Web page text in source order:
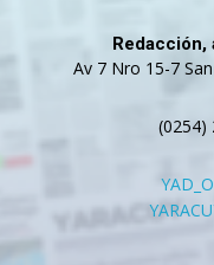
Redacción,
Av 7 Nro 15-7
(0254)